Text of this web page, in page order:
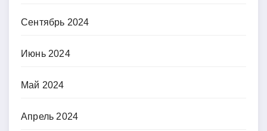
Сентябрь 2024
Июнь 2024
Май 2024
Апрель 2024